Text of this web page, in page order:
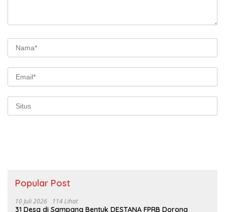
Popular Post
10 Juli 2026 114 Lihat
31 Desa di Sampang Bentuk DESTANA FPRB Dorong